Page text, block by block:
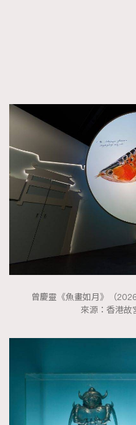
曾慶靈《魚畫如月》（
來源：香港故